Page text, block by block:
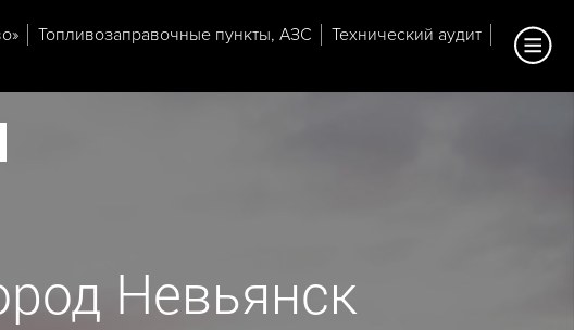
Топливозаправочные пункты, АЗС
Технический аудит
Невьянск